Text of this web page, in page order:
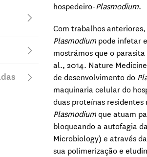
hospedeiro-Plasmodium.
Com trabalhos
Plasmodium pode infetar
mostrámos que o
al., 2014. Nature
de desenvolvimento do
maquinaria celular do
duas proteínas
Plasmodiumque atuam
bloqueando a autofagia
Microbiology) e através
sua polimerização e